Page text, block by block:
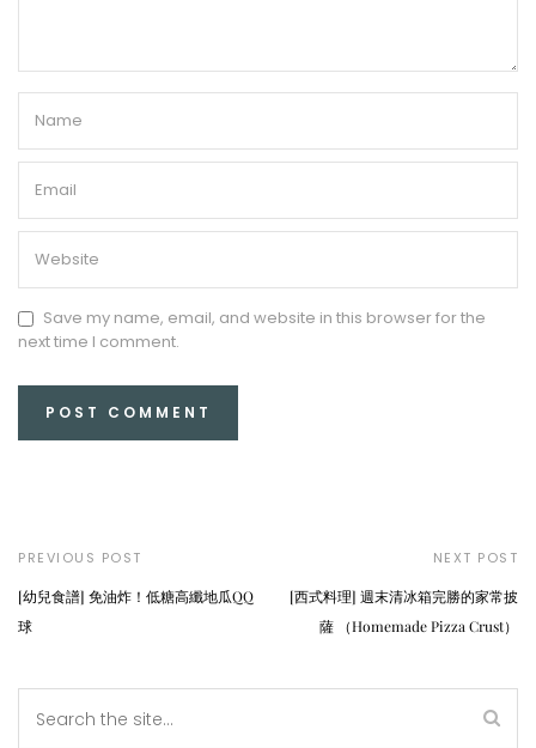
Save my name, email, and website in this browser for the
next time I comment.
PREVIOUS POST
[幼兒食譜] 免油炸！低糖高纖地瓜QQ
球
NEXT POST
[西式料理] 週末清冰箱完勝的家常披
薩 （Homemade Pizza Crust）